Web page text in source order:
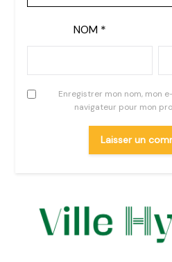
NOM *
Enregistrer mon nom, mon
navigateur pour mon